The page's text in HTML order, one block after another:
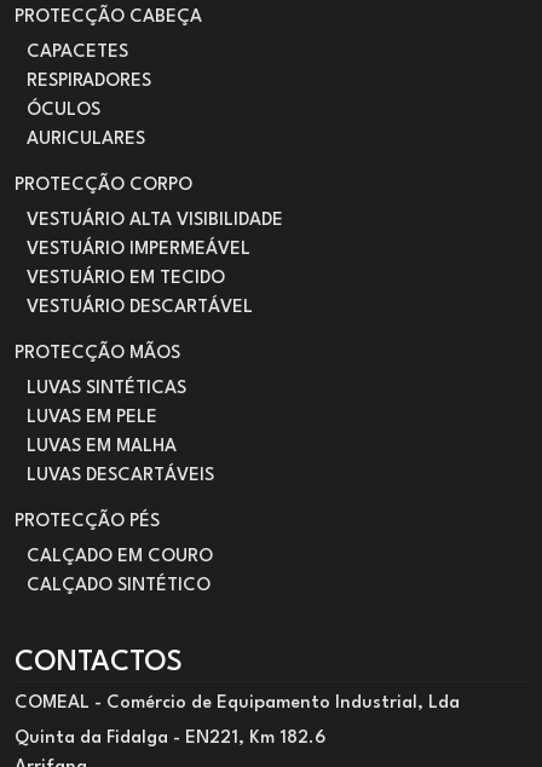
PROTECÇÃO CABEÇA
CAPACETES
RESPIRADORES
ÓCULOS
AURICULARES
PROTECÇÃO CORPO
VESTUÁRIO ALTA VISIBILIDADE
VESTUÁRIO IMPERMEÁVEL
VESTUÁRIO EM TECIDO
VESTUÁRIO DESCARTÁVEL
PROTECÇÃO MÃOS
LUVAS SINTÉTICAS
LUVAS EM PELE
LUVAS EM MALHA
LUVAS DESCARTÁVEIS
PROTECÇÃO PÉS
CALÇADO EM COURO
CALÇADO SINTÉTICO
CONTACTOS
COMEAL - Comércio de Equipamento Industrial, Lda
Quinta da Fidalga - EN221, Km 182.6